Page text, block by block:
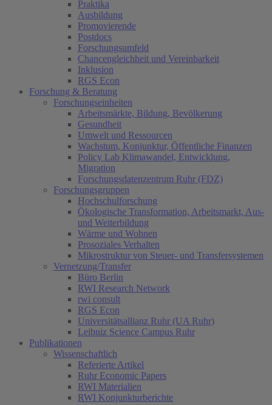
Praktika
Ausbildung
Promovierende
Postdocs
Forschungsumfeld
Chancengleichheit und Vereinbarkeit
Inklusion
RGS Econ
Forschung & Beratung
Forschungseinheiten
Arbeitsmärkte, Bildung, Bevölkerung
Gesundheit
Umwelt und Ressourcen
Wachstum, Konjunktur, Öffentliche Finanzen
Policy Lab Klimawandel, Entwicklung,
Migration
Forschungsdatenzentrum Ruhr (FDZ)
Forschungsgruppen
Hochschulforschung
Ökologische Transformation, Arbeitsmarkt, Aus-
und Weiterbildung
Wärme und Wohnen
Prosoziales Verhalten
Mikrostruktur von Steuer- und Transfersystemen
Vernetzung/Transfer
Büro Berlin
RWI Research Network
rwi consult
RGS Econ
Universitätsallianz Ruhr (UA Ruhr)
Leibniz Science Campus Ruhr
Publikationen
Wissenschaftlich
Referierte Artikel
Ruhr Economic Papers
RWI Materialien
RWI Konjunkturberichte